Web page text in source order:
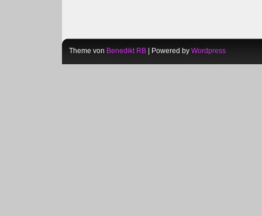
Theme von Benedikt RB | Powered by Wordpress